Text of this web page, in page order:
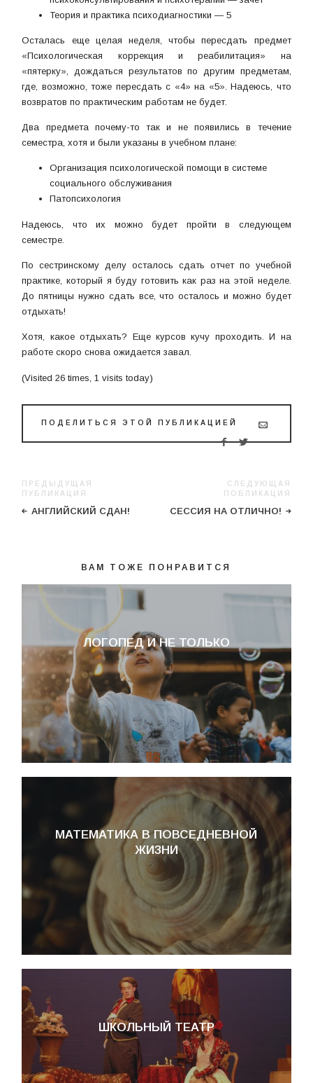
Теория и практика психодиагностики — 5
Осталась еще целая неделя, чтобы пересдать предмет
«Психологическая коррекция и реабилитация» на
«пятерку», дождаться результатов по другим предметам,
где, возможно, тоже пересдать с «4» на «5». Надеюсь, что
возвратов по практическим работам не будет.
Два предмета почему-то так и не появились в течение
семестра, хотя и были указаны в учебном плане:
Организация психологической помощи в системе
социального обслуживания
Патопсихология
Надеюсь, что их можно будет пройти в следующем
семестре.
По сестринскому делу осталось сдать отчет по учебной
практике, который я буду готовить как раз на этой неделе.
До пятницы нужно сдать все, что осталось и можно будет
отдыхать!
Хотя, какое отдыхать? Еще курсов кучу проходить. И на
работе скоро снова ожидается завал.
(Visited 26 times, 1 visits today)
ПОДЕЛИТЬСЯ ЭТОЙ ПУБЛИКАЦИЕЙ
ПРЕДЫДУЩАЯ
ПУБЛИКАЦИЯ
АНГЛИЙСКИЙ СДАН!
СЛЕДУЮЩАЯ
ПОБЛИКАЦИЯ
СЕССИЯ НА ОТЛИЧНО!
ВАМ ТОЖЕ ПОНРАВИТСЯ
ЛОГОПЕД И НЕ ТОЛЬКО
МАТЕМАТИКА В ПОВСЕДНЕВНОЙ
ЖИЗНИ
ШКОЛЬНЫЙ ТЕАТР